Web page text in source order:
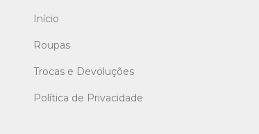
Início
Roupas
Trocas e Devoluções
Política de Privacidade